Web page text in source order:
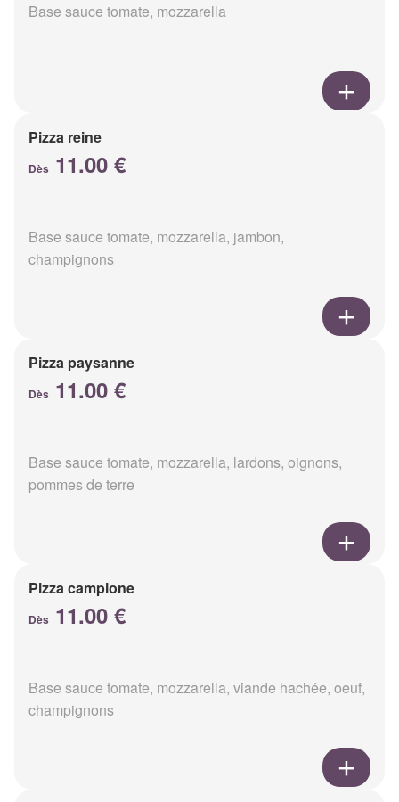
Base sauce tomate, mozzarella
Pizza reine
Dès 11.00 €
Base sauce tomate, mozzarella, jambon,
champignons
Pizza paysanne
Dès 11.00 €
Base sauce tomate, mozzarella, lardons, oignons,
pommes de terre
Pizza campione
Dès 11.00 €
Base sauce tomate, mozzarella, viande hachée, oeuf,
champignons